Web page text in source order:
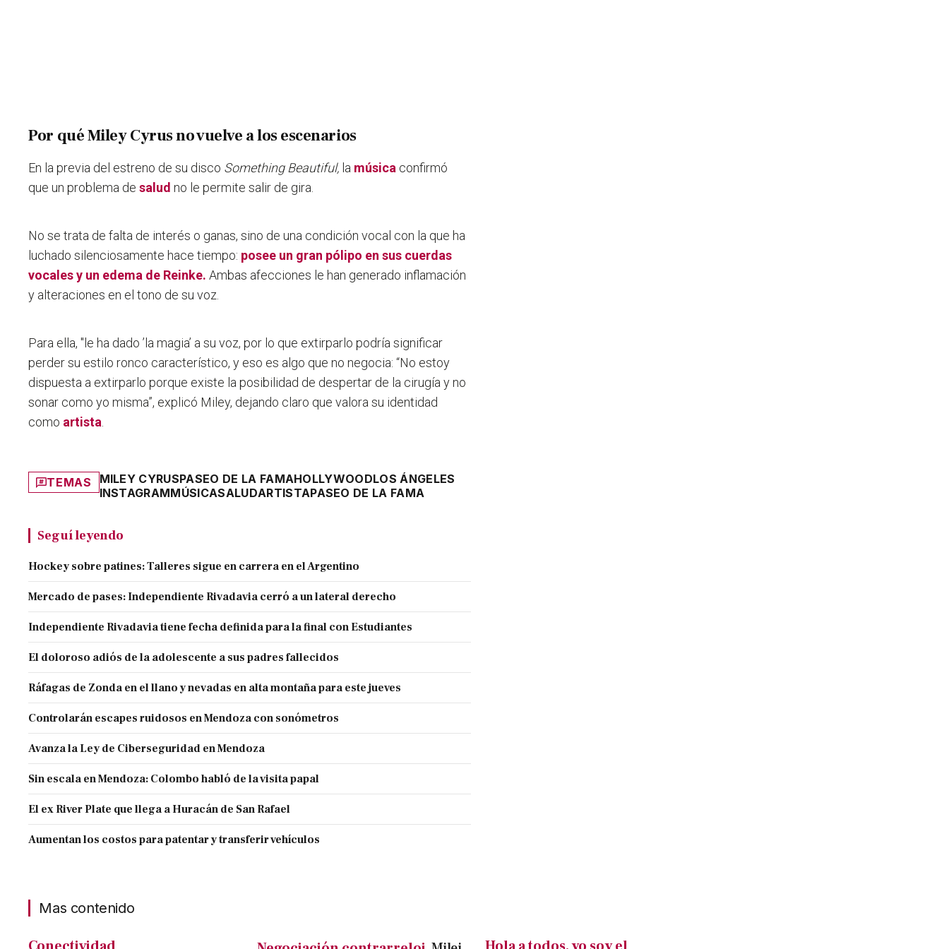
Por qué Miley Cyrus no vuelve a los escenarios
En la previa del estreno de su disco Something Beautiful, la música confirmó
que un problema desaludno le permite salir de gira.
No se trata de falta de interés o ganas, sino de una condición vocal con la que ha
luchado silenciosamente hace tiempo: posee un gran pólipo en sus cuerdas
vocales y un edema de Reinke. Ambas afecciones le han generado inflamación
y alteraciones en el tono de su voz.
Para ella, "le ha dado ’la magia’ a su voz, por lo que extirparlo podría significar
perder su estilo ronco característico, y eso es algo que no negocia: “No estoy
dispuesta a extirparlo porque existe la posibilidad de despertar de la cirugía y no
sonar como yo misma”, explicó Miley, dejando claro que valora su identidad
como artista
TEMAS MILEY CYRUSPASEO DE LA FAMAHOLLYWOODLOS ÁNGELES
INSTAGRAMMÚSICASALUDARTISTAPASEO DE LA FAMA
Seguí leyendo
Hockey sobre patines: Talleres sigue en carrera en el Argentino
Mercado de pases: Independiente Rivadavia cerró a un lateral derecho
Independiente Rivadavia tiene fecha definida para la final con Estudiantes
El doloroso adiós de la adolescente a sus padres fallecidos
Ráfagas de Zonda en el llano y nevadas en alta montaña para este jueves
Controlarán escapes ruidosos en Mendoza con sonómetros
Avanza la Ley de Ciberseguridad en Mendoza
Sin escala en Mendoza: Colombo habló de la visita papal
El ex River Plate que llega a Huracán de San Rafael
Aumentan los costos para patentar y transferir vehículos
Mas contenido